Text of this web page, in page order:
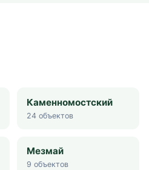
Каменномостский
24объектов
Мезмай
9 объектов